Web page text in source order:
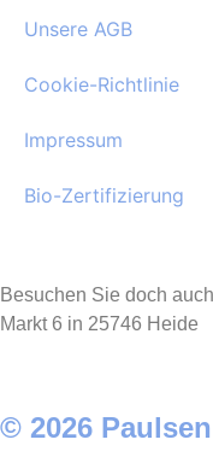
Unsere AGB
Cookie-Richtlinie
Impressum
Bio-Zertifizierung
Besuchen Sie doch
Markt 6 in 25746 Heide
© 2026